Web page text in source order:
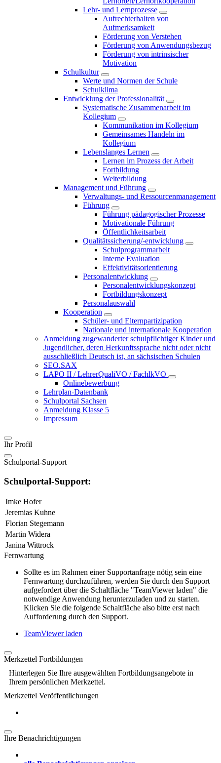
Lehr- und Lernprozesse
Aufrechterhalten von
Aufmerksamkeit
Förderung von Verstehen
Förderung von Anwendungsbezug
Förderung von intrinsischer
Motivation
Schulkultur
Werte und Normen der Schule
Schulklima
Entwicklung der Professionalität
Systematische Zusammenarbeit im
Kollegium
Kommunikation im Kollegium
Gemeinsames Handeln im
Kollegium
Lebenslanges Lernen
Lernen im Prozess der Arbeit
Fortbildung
Weiterbildung
Management und Führung
Verwaltungs- und Ressourcenmanagement
Führung
Führung pädagogischer Prozesse
Motivationale Führung
Öffentlichkeitsarbeit
Qualitätssicherung/-entwicklung
Schulprogrammarbeit
Interne Evaluation
Effektivitätsorientierung
Personalentwicklung
Personalentwicklungskonzept
Fortbildungskonzept
Personalauswahl
Kooperation
Schüler- und Elternpartizipation
Nationale und internationale Kooperation
Anmeldung zugewanderter schulpflichtiger Kinder und
Jugendlicher, deren Herkunftssprache nicht oder nicht
ausschließlich Deutsch ist, an sächsischen Schulen
SEO.SAX
LAPO II / LehrerQualiVO / FachlkVO
Onlinebewerbung
Lehrplan-Datenbank
Schulportal Sachsen
Anmeldung Klasse 5
Impressum
Ihr Profil
Schulportal-Support
Schulportal-Support:
Imke Hofer
Jeremias Kuhne
Florian Stegemann
Martin Widera
Janina Wittrock
Fernwartung
Sollte es im Rahmen einer Supportanfrage nötig sein eine
Fernwartung durchzuführen, werden Sie durch den Support
aufgefordert über die Schaltfläche "TeamViewer laden" die
notwendige Anwendung herunterzuladen und zu starten.
Klicken Sie die folgende Schaltfläche also bitte erst nach
Aufforderung durch den Support.
TeamViewer laden
Merkzettel Fortbildungen
Hinterlegen Sie Ihre ausgewählten Fortbildungsangebote in
Ihrem persönlichen Merkzettel.
Merkzettel Veröffentlichungen
Ihre Benachrichtigungen